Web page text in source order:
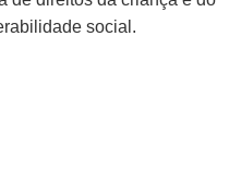
social.